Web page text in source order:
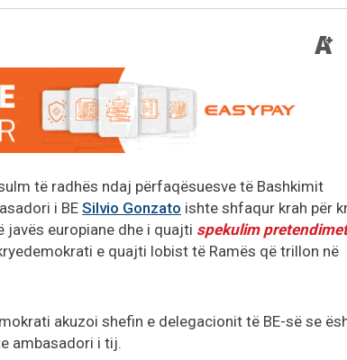
të radhës ndaj përfaqësuesve të Bashkimit
i BESilvio Gonzato ishte shfaqur krah për
javës europiane dhe i quajti spekulim
e quajti lobist të Ramës që trillon në
akuzoi shefin e delegacionit të BE-së se
ambasadori i tij.